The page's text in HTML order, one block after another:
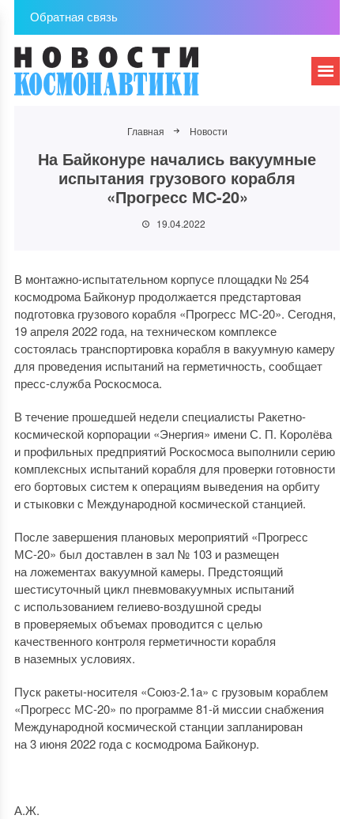
Обратная связь
Главная Новости
На Байконуре начались вакуумные
испытания грузового корабля
«Прогресс МС-20»
19.04.2022
В монтажно-испытательном корпусе площадки № 254
космодрома Байконур продолжается предстартовая
подготовка грузового корабля «Прогресс МС-20». Сегодня,
19 апреля 2022 года, на техническом комплексе
состоялась транспортировка корабля в вакуумную камеру
для проведения испытаний на герметичность, сообщает
пресс-служба Роскосмоса.
В течение прошедшей недели специалисты Ракетно-
космической корпорации «Энергия» имени С. П. Королёва
и профильных предприятий Роскосмоса выполнили серию
комплексных испытаний корабля для проверки готовности
его бортовых систем к операциям выведения на орбиту
и стыковки с Международной космической станцией.
После завершения плановых мероприятий «Прогресс
МС-20» был доставлен в зал № 103 и размещен
на ложементах вакуумной камеры. Предстоящий
шестисуточный цикл пневмовакуумных испытаний
с использованием гелиево-воздушной среды
в проверяемых объемах проводится с целью
качественного контроля герметичности корабля
в наземных условиях.
Пуск ракеты-носителя «Союз-2.1а» с грузовым кораблем
«Прогресс МС-20» по программе 81-й миссии снабжения
Международной космической станции запланирован
на 3 июня 2022 года с космодрома Байконур.
А.Ж.